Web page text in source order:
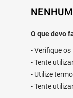
Verifique
Tente
Utilize
Tente